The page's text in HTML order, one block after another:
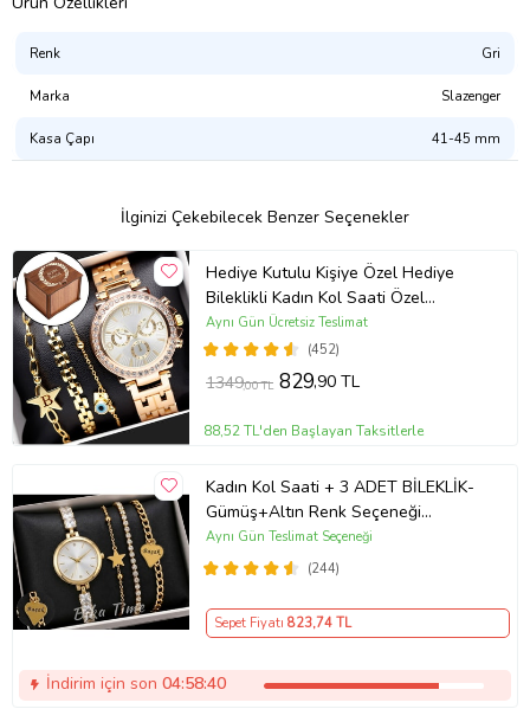
Renk Gri
Marka Slazenger
Kasa Çapı 41-45 mm
İlginizi Çekebilecek Benzer Seçenekler
Hediye Kutulu Kişiye Özel Hediye
Bileklikli Kadın Kol Saati Özel
Kutusunda (Gold)
(452)
Aynı Gün Ücretsiz Teslimat
1349,00 TL 829,90 TL
88,52 TL'den Başlayan Taksitlerle
Kadın Kol Saati + 3 ADET BİLEKLİK-
Gümüş+Altın Renk Seçeneği
ayarlanabilir kordon Kadın Kol Saati
BİLEKLİK HEDİYE Altın Renk - Kız
(244)
Aynı Gün Teslimat Seçeneği
Sepet Fiyatı 823,74 TL
İndirim için son 04:58:39